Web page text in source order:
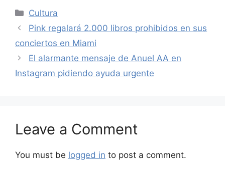
Categories
Cultura
Pink regalará 2.000 libros prohibidos en sus
conciertos en Miami
El alarmante mensaje de Anuel AA en
Instagram pidiendo ayuda urgente
Leave a Comment
You must be logged in to post a comment.